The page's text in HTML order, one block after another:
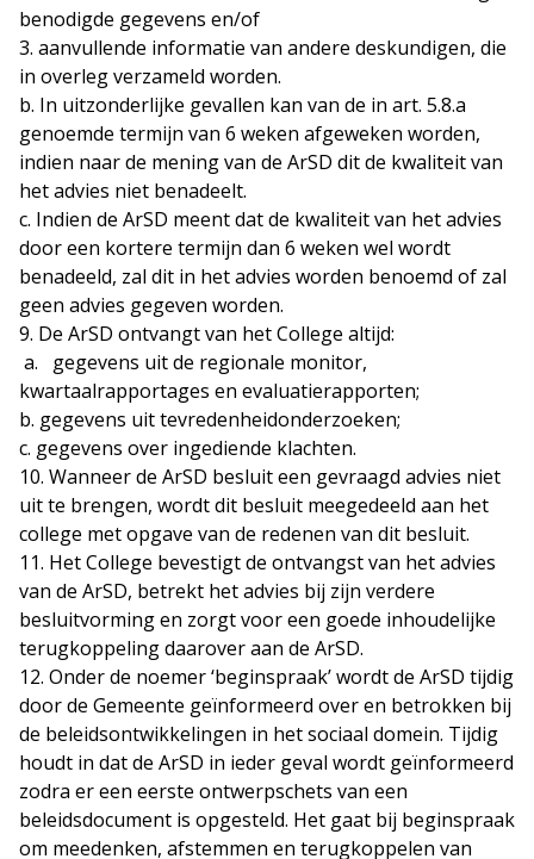
benodigde gegevens en/of
3. aanvullende informatie van andere deskundigen, die
in overleg verzameld worden.
b. In uitzonderlijke gevallen kan van de in art. 5.8.a
genoemde termijn van 6 weken afgeweken worden,
indien naar de mening van de ArSD dit de kwaliteit van
het advies niet benadeelt.
c. Indien de ArSD meent dat de kwaliteit van het advies
door een kortere termijn dan 6 weken wel wordt
benadeeld, zal dit in het advies worden benoemd of zal
geen advies gegeven worden.
9. De ArSD ontvangt van het College altijd:
a. gegevens uit de regionale monitor,
kwartaalrapportages en evaluatierapporten;
b. gegevens uit tevredenheidonderzoeken;
c. gegevens over ingediende klachten.
10. Wanneer de ArSD besluit een gevraagd advies niet
uit te brengen, wordt dit besluit meegedeeld aan het
college met opgave van de redenen van dit besluit.
11. Het College bevestigt de ontvangst van het advies
van de ArSD, betrekt het advies bij zijn verdere
besluitvorming en zorgt voor een goede inhoudelijke
terugkoppeling daarover aan de ArSD.
12. Onder de noemer ‘beginspraak’ wordt de ArSD tijdig
door de Gemeente geïnformeerd over en betrokken bij
de beleidsontwikkelingen in het sociaal domein. Tijdig
houdt in dat de ArSD in ieder geval wordt geïnformeerd
zodra er een eerste ontwerpschets van een
beleidsdocument is opgesteld. Het gaat bij beginspraak
om meedenken, afstemmen en terugkoppelen van